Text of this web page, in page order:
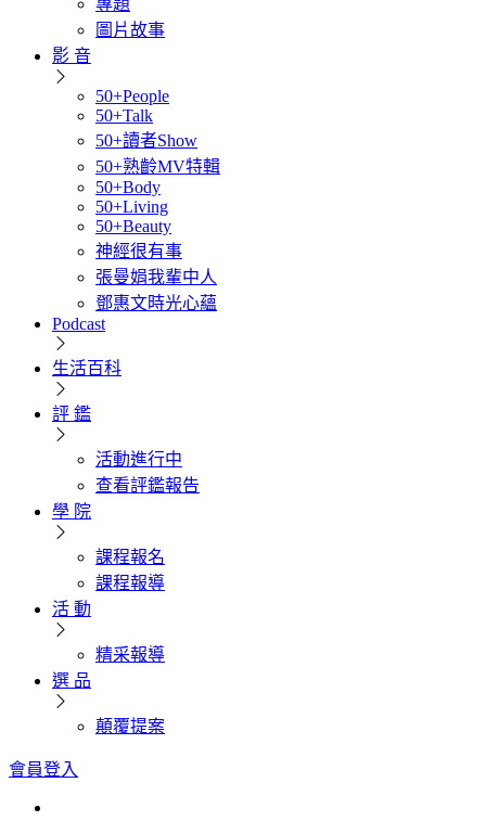
專題
圖片故事
影 音
50+People
50+Talk
50+讀者Show
50+熟齡MV特輯
50+Body
50+Living
50+Beauty
神經很有事
張曼娟我輩中人
鄧惠文時光心蘊
Podcast
生活百科
評 鑑
活動進行中
查看評鑑報告
學 院
課程報名
課程報導
活 動
精采報導
選 品
顛覆提案
會員登入